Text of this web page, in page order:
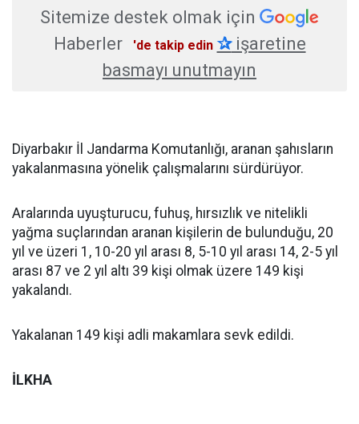
Sitemize destek olmak için
Haberler
'de takip edin ✰işaretine
basmayı unutmayın
Diyarbakır İl Jandarma Komutanlığı, aranan şahısların
yakalanmasına yönelik çalışmalarını sürdürüyor.
Aralarında uyuşturucu, fuhuş, hırsızlık ve nitelikli
yağma suçlarından aranan kişilerin de bulunduğu, 20
yıl ve üzeri 1, 10-20 yıl arası 8, 5-10 yıl arası 14, 2-5 yıl
arası 87 ve 2 yıl altı 39 kişi olmak üzere 149 kişi
yakalandı.
Yakalanan 149 kişi adli makamlara sevk edildi.
İLKHA